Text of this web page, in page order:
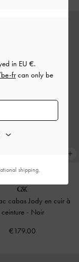
cabas Jody en cuir à
ceinture - Noir
€179.00
in EU €.
be-frcan only be
shipping.